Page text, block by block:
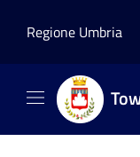
Regione Umbria